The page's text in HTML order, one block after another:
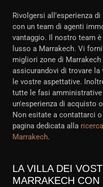
Rivolgersi all'esperienza
con un team di agenti
vantaggio. Il nostro team
lusso a Marrakech. Vi
migliori zone di
assicurandovi di trovare
le vostre aspettative.
tutte le fasi amministrative
un'esperienza di acquisto
Non esitate a contattarci
pagina dedicata alla
Marrakech.
LA VILLA DEI
MARRAKECH